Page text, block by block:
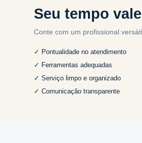
Seu tempo
Conte com um profissional
✓ Pontualidade no atendimento
✓ Ferramentas adequadas
✓ Serviço limpo e organizado
✓ Comunicação transparente